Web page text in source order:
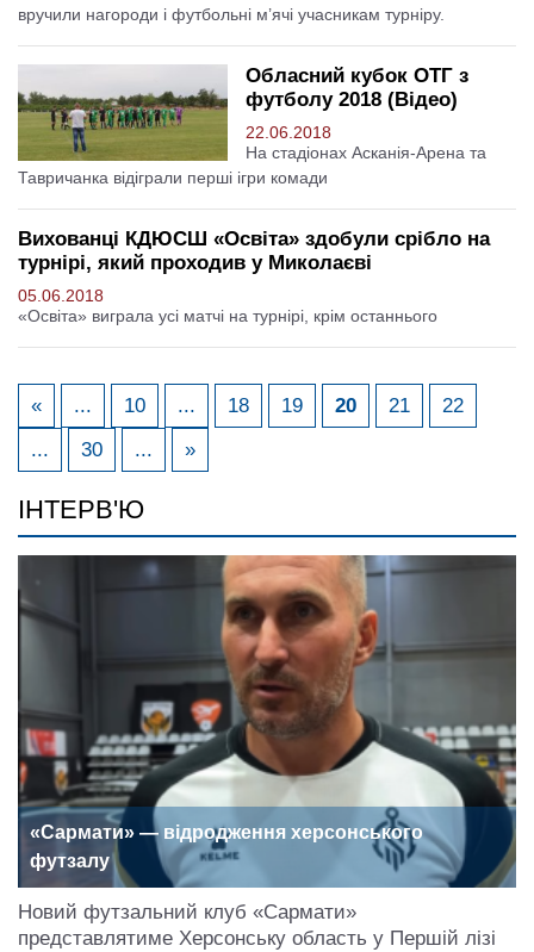
вручили нагороди і футбольні м’ячі учасникам турніру.
Обласний кубок ОТГ з
футболу 2018 (Відео)
22.06.2018
На стадіонах Асканія-Арена та
Тавричанка відіграли перші ігри комади
Вихованці КДЮСШ «Освіта» здобули срібло на
турнірі, який проходив у Миколаєві
05.06.2018
«Освіта» виграла усі матчі на турнірі, крім останнього
« ... 10 ... 18 19 20 21
22
...
30 ... »
ІНТЕРВ'Ю
«Сармати» — відродження херсонського
футзалу
Новий футзальний клуб «Сармати»
представлятиме Херсонську область у Першій лізі